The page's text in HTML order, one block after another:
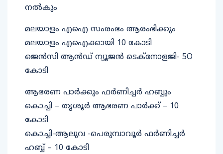
നല്‍കും
മലയാളം എഐ സംരംഭം ആരംഭിക്കും
മലയാളം എഐക്കായി 10 കോടി
ജെന്‍സി ആന്‍ഡ് ന്യൂജന്‍ ടെക്‌നോളജി- 5O
കോടി
ആഭരണ പാര്‍ക്കും ഫര്‍ണിച്ചര്‍ ഹബ്ബും
കൊച്ചി – തൃശൂര്‍ ആഭരണ പാര്‍ക്ക് – 10
കോടി
കൊച്ചി-ആലുവ -പെരുമ്പാവൂര്‍ ഫര്‍ണിച്ചര്‍
ഹബ്ബ് – 10 കോടി